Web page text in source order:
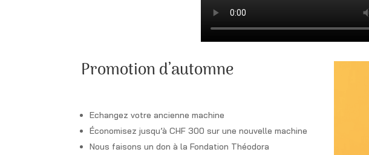
Promotion d’automne
Echangez votre ancienne machine
Économisez jusqu’à CHF 300 sur une nouvelle machine
Nous faisons un don à la Fondation Théodora